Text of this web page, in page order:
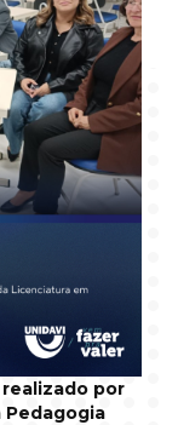
por
Pedagogia